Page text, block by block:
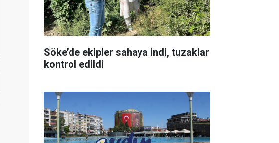
Söke’de ekipler sahaya indi, tuzaklar
kontrol edildi